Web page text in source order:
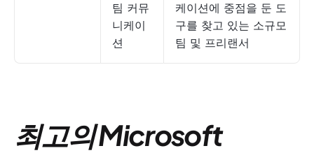
팀 커뮤
니케이
션
케이션에 중점을 둔 도
구를 찾고 있는 소규모
팀 및 프리랜서
최고의 Microsoft